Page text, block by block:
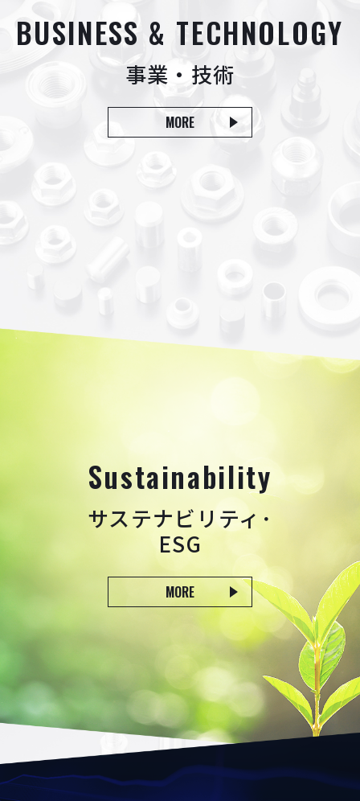
BUSINESS & TECHNOLOGY
事業・技術
MORE
Sustainability
サステナビリティ･
ESG
MORE